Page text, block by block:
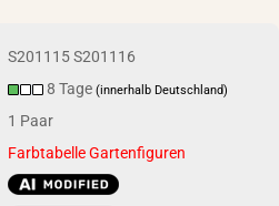
S201115 S201116
8 Tage(innerhalb Deutschland)
1 Paar
Farbtabelle Gartenfiguren